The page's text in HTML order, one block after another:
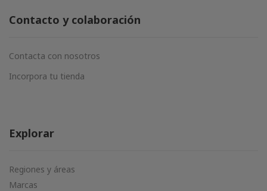
Contacto y colaboración
Contacta con nosotros
Incorpora tu tienda
Explorar
Regiones y áreas
Marcas